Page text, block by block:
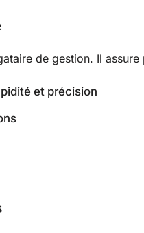
de gestion. Il assure
et précision